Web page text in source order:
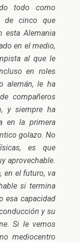
todo como
de cinco que
esta Alemania
en el medio,
al que le
en roles
alemán, le ha
compañeros
y siempre ha
en la primera
golazo. No
es que
aprovechable.
en el futuro, va
si termina
esa capacidad
y su
Si le vemos
mediocentro